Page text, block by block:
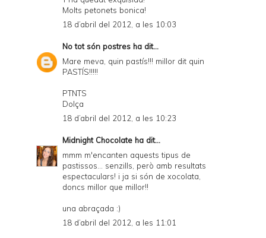
Molts petonets bonica!
18 d’abril del 2012, a les 10:03
No tot són postres ha dit...
Mare meva, quin pastís!!! millor dit quin
PASTÍS!!!!!
PTNTS
Dolça
18 d’abril del 2012, a les 10:23
Midnight Chocolate ha dit...
mmm m'encanten aquests tipus de
pastissos... senzills, però amb resultats
espectaculars! i ja si són de xocolata,
doncs millor que millor!!
una abraçada :)
18 d’abril del 2012, a les 11:01